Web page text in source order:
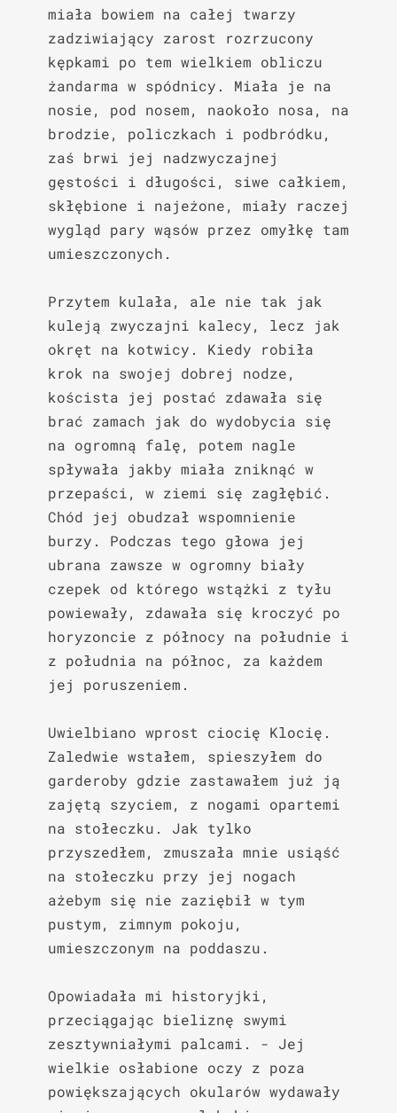
miała bowiem na całej twarzy
zadziwiający zarost rozrzucony
kępkami po tem wielkiem obliczu
żandarma w spódnicy. Miała je na
nosie, pod nosem, naokoło nosa, na
brodzie, policzkach i podbródku,
zaś brwi jej nadzwyczajnej
gęstości i długości, siwe całkiem,
skłębione i najeżone, miały raczej
wygląd pary wąsów przez omyłkę tam
umieszczonych.
Przytem kulała, ale nie tak jak
kuleją zwyczajni kalecy, lecz jak
okręt na kotwicy. Kiedy robiła
krok na swojej dobrej nodze,
koścista jej postać zdawała się
brać zamach jak do wydobycia się
na ogromną falę, potem nagle
spływała jakby miała zniknąć w
przepaści, w ziemi się zagłębić.
Chód jej obudzał wspomnienie
burzy. Podczas tego głowa jej
ubrana zawsze w ogromny biały
czepek od którego wstążki z tyłu
powiewały, zdawała się kroczyć po
horyzoncie z północy na południe i
z południa na północ, za każdem
jej poruszeniem.
Uwielbiano wprost ciocię Klocię.
Zaledwie wstałem, spieszyłem do
garderoby gdzie zastawałem już ją
zajętą szyciem, z nogami opartemi
na stołeczku. Jak tylko
przyszedłem, zmuszała mnie usiąść
na stołeczku przy jej nogach
ażebym się nie zaziębił w tym
pustym, zimnym pokoju,
umieszczonym na poddaszu.
Opowiadała mi historyjki,
przeciągając bieliznę swymi
zesztywniałymi palcami. - Jej
wielkie osłabione oczy z poza
powiększających okularów wydawały